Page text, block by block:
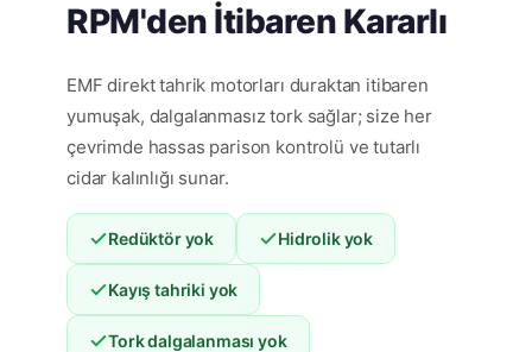
RPM'den İtibaren Kararlı
EMF direkt tahrik motorları duraktan itibaren
yumuşak, dalgalanmasız tork sağlar; size her
çevrimde hassas parison kontrolü ve tutarlı
cidar kalınlığı sunar.
Redüktör yok Hidrolik yok
Kayış tahriki yok
Tork dalgalanması yok